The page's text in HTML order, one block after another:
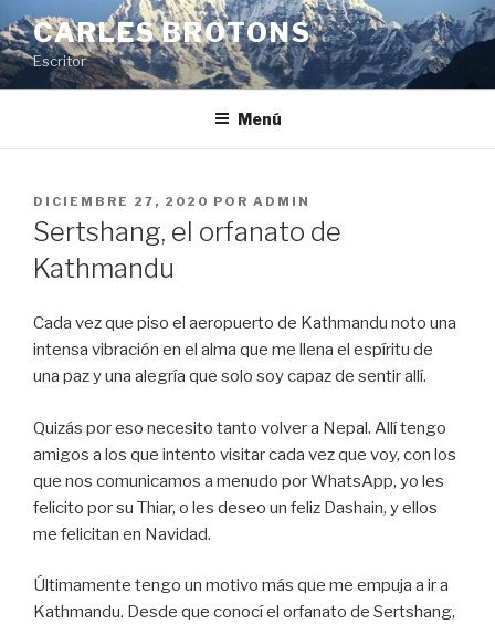
Saltar
al
contenido
CARLES BROTONS
Escritor
Menú
PUBLICADO
EL
DICIEMBRE 27, 2020 POR ADMIN
Sertshang, el orfanato de
Kathmandu
Cada vez que piso el aeropuerto de Kathmandu noto una
intensa vibración en el alma que me llena el espíritu de
una paz y una alegría que solo soy capaz de sentir allí.
Quizás por eso necesito tanto volver a Nepal. Allí tengo
amigos a los que intento visitar cada vez que voy, con los
que nos comunicamos a menudo por WhatsApp, yo les
felicito por su Thiar, o les deseo un feliz Dashain, y ellos
me felicitan en Navidad.
Últimamente tengo un motivo más que me empuja a ir a
Kathmandu. Desde que conocí el orfanato de Sertshang,